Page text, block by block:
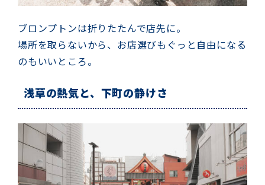
ブロンプトンは折りたたんで店先に。
場所を取らないから、お店選びもぐっと自由になる
のもいいところ。
浅草の熱気と、下町の静けさ